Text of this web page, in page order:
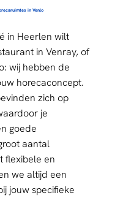
in Venlo
in Heerlen wilt
in Venray, of
wij hebben de
horecaconcept.
zich op
je
goede
aantal
flexibele en
we altijd een
jouw specifieke